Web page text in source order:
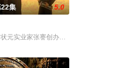
，他脸颊微热，还听见自己
了锅，村民大骂麦香是叛徒。麦香是婚前体
军事演习中，郭子剑因不满演习流于形式
集 5.0
元实业家张謇创办大生企业，实业报国的故